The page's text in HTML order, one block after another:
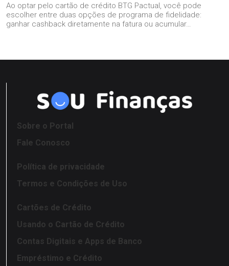
Ao optar pelo cartão de crédito BTG Pactual, você pode
escolher entre duas opções de programa de fidelidade:
ganhar cashback diretamente na fatura ou acumular…
Sobre o Portal
Fale Conosco
Política de privacidade
Termos e Condições de Uso
Cartões de Crédito
Usando o Cartão de Crédito
Contas Digitais e Apps de Banco
Empréstimo e Crédito